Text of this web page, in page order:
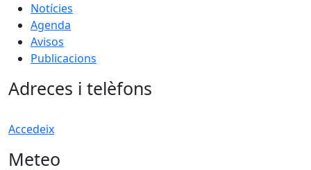
Notícies
Agenda
Avisos
Publicacions
Adreces i telèfons
Accedeix
Meteo